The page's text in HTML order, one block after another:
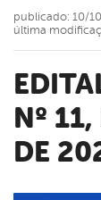
EDITAL DE CONVOCAÇÃO
Nº
DE
publicado: 10/
última